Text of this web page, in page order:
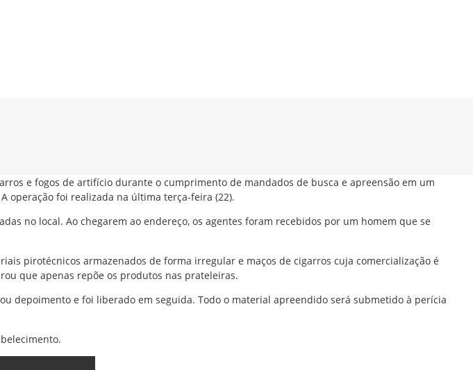
e fogos de artifício durante o cumprimento de mandados de busca e apreensão em um
operação foi realizada na última terça-feira (22).
no local. Ao chegarem ao endereço, os agentes foram recebidos por um homem que se
pirotécnicos armazenados de forma irregular e maços de cigarros cuja comercialização é
que apenas repõe os produtos nas prateleiras.
depoimento e foi liberado em seguida. Todo o material apreendido será submetido à perícia